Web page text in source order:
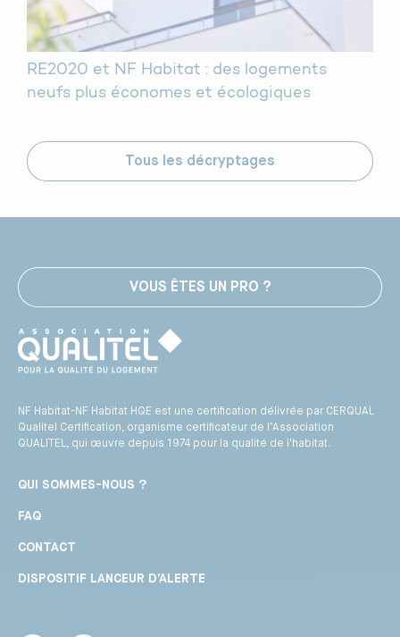
RE2020 et NF Habitat : des logements
neufs plus économes et écologiques
Tous les décryptages
VOUS ÊTES UN PRO ?
NF Habitat-NF Habitat HQE est une certification délivrée par CERQUAL
Qualitel Certification, organisme certificateur de l’Association
QUALITEL, qui œuvre depuis 1974 pour la qualité de l'habitat.
QUI SOMMES-NOUS ?
FAQ
CONTACT
DISPOSITIF LANCEUR D’ALERTE